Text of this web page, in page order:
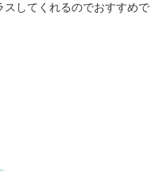
してくれるのでおすすめで